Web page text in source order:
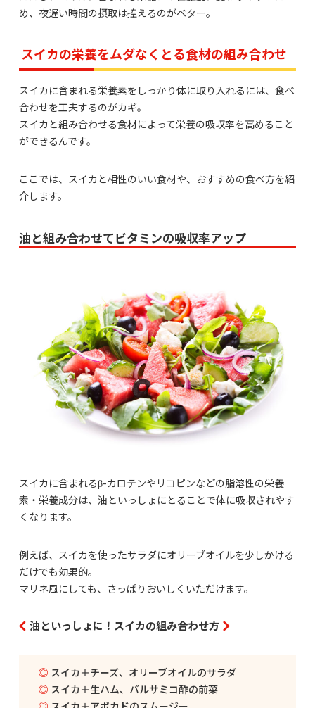
め、夜遅い時間の摂取は控えるのがベター。
スイカの栄養をムダなくとる食材の組み合わせ
スイカに含まれる栄養素をしっかり体に取り入れるには、食べ
合わせを工夫するのがカギ。
スイカと組み合わせる食材によって栄養の吸収率を高めること
ができるんです。
ここでは、スイカと相性のいい食材や、おすすめの食べ方を紹
介します。
油と組み合わせてビタミンの吸収率アップ
スイカに含まれるβ-カロテンやリコピンなどの脂溶性の栄養
素・栄養成分は、油といっしょにとることで体に吸収されやす
くなります。
例えば、スイカを使ったサラダにオリーブオイルを少しかける
だけでも効果的。
マリネ風にしても、さっぱりおいしくいただけます。
油といっしょに！スイカの組み合わせ方
スイカ＋チーズ、オリーブオイルのサラダ
スイカ＋生ハム、バルサミコ酢の前菜